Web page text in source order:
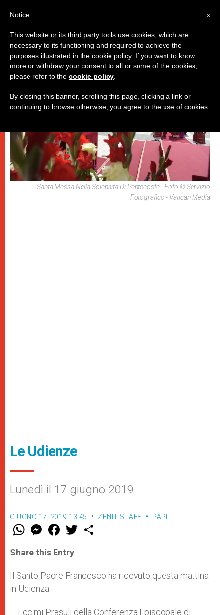
PAPI
Santa Messa Nella Solennità Di Pentecoste - Foto © Servizio
Fotografico - Vatican Media
Le Udienze
Lunedì il 17 giugno 2019
GIUGNO 17, 2019 13:45 ZENIT STAFF PAPI
W
t
s
p
p
M
e
s
e
g
e
r
F
a
e
b
o
k
w
r
Share this Entry
Il Santo Padre Francesco ha ricevuto questa mattina
in Udienza:
– Ecc.mi Presuli della Conferenza Episcopale di
x
Notice
This website or its third party tools use cookies, which are
necessary to its functioning and required to achieve the
purposes illustrated in the cookie policy. If you want to know
more or withdraw your consent to all or some of the cookies,
please refer to the cookie policy
By closing this banner, scrolling this page, clicking a link or
continuing to browse otherwise, you agree to the use of cookies.